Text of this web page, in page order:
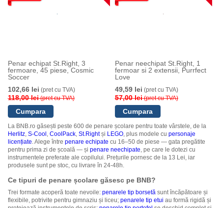
Penar echipat St.Right, 3
fermoare, 45 piese, Cosmic
Soccer
102,66 lei (pret cu TVA)
118,00 lei(pret cu TVA)
Penar neechipat St.Right, 1
fermoar si 2 extensii, Purrfect
Love
49,59 lei (pret cu TVA)
57,00 lei(pret cu TVA)
La BNB.ro găsești peste 600 de penare școlare pentru toate vârstele, de la
Herlitz, S-Cool , CoolPack, St.Rightși LEGO, plus modele cu personaje
licențiate. Alege între penare echipate cu 16–50 de piese — gata pregătite
pentru prima zi de școală — și penare neechipate, pe care le dotezi cu
instrumentele preferate ale copilului. Prețurile pornesc de la 13 Lei, iar
produsele sunt pe stoc, cu livrare în 24-48h.
Ce tipuri de penare școlare găsesc pe BNB?
Trei formate acoperă toate nevoile: penarele tip borsetăsunt încăpătoare și
flexibile, potrivite pentru gimnaziu și liceu; penarele tip etui au formă rigidă și